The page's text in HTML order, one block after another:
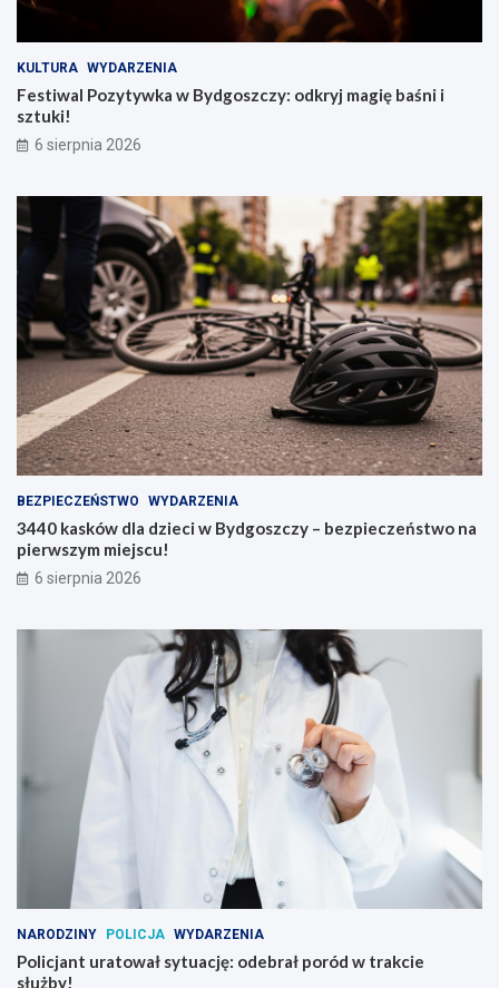
KULTURA WYDARZENIA
Festiwal Pozytywka w Bydgoszczy: odkryj magię baśni i
sztuki!
6 sierpnia 2026
BEZPIECZEŃSTWO WYDARZENIA
3440 kasków dla dzieci w Bydgoszczy – bezpieczeństwo na
pierwszym miejscu!
6 sierpnia 2026
NARODZINY POLICJA WYDARZENIA
Policjant uratował sytuację: odebrał poród w trakcie
służby!